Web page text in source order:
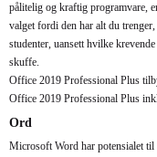
pålitelig og kraftig programvare,
valget fordi den har alt du
studenter, uansett hvilke
skuffe.
Office 2019 Professional Plus
Office 2019 Professional Plus
Ord
Microsoft Word har potensialet